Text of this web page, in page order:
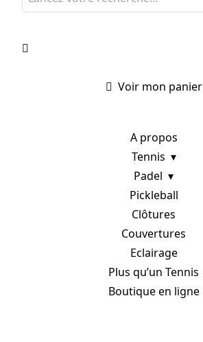
Voir mon panier
A propos
Tennis
Padel
Pickleball
Clôtures
Couvertures
Eclairage
Plus qu’un Tennis
Boutique en ligne